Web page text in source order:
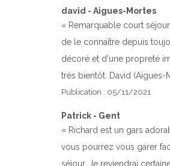
david - Aigues-Mortes
« Remarquable court
de le connaître depuis
décoré et d'une propreté
très bientôt. David (Aigues-
Publication : 05/11/2021
Patrick - Gent
« Richard est un gars
vous pourrez vous garer
séjour. Je reviendrai